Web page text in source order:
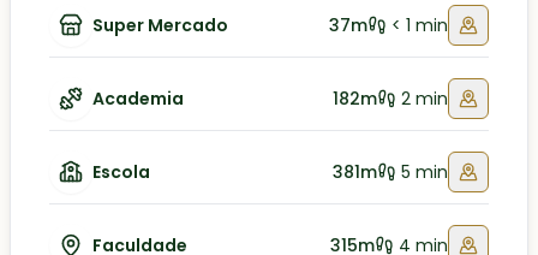
Super Mercado 37m < 1 min
Academia 182m 2 min
Escola 381m 5 min
Faculdade 315m 4 min